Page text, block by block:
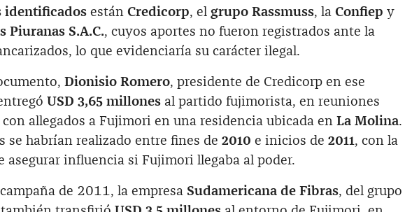
identificados están Credicorp, el grupo Rassmuss, la Confiep y
Piuranas S.A.C., cuyos aportes no fueron registrados ante la
lo que evidenciaría su carácter ilegal.
Dionisio Romero, presidente de Credicorp en ese
USD 3,65 millones al partido fujimorista, en reuniones
allegados a Fujimori en una residencia ubicada en La Molina.
se habrían realizado entre fines de 2010 e inicios de 2011, con la
asegurar influencia si Fujimori llegaba al poder.
de 2011, la empresa Sudamericana de Fibras, del grupo